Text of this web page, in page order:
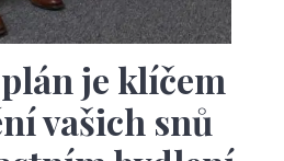
je klíčem
vašich snů